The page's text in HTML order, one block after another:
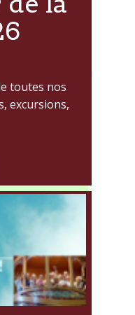
toutes nos
excursions,